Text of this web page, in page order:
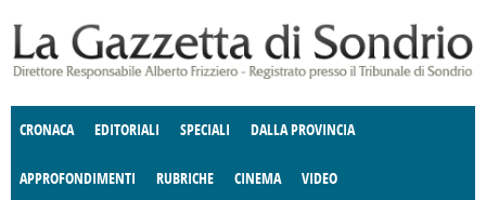
CRONACA EDITORIALI SPECIALI DALLA PROVINCIA
APPROFONDIMENTI RUBRICHE CINEMA VIDEO